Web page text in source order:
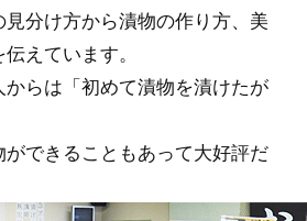
分け方から漬物の作り方、美
えています。
らは「初めて漬物を漬けたが
できることもあって大好評だ